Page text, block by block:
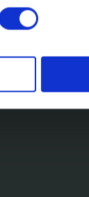
sui cookie.
dei
sito con i
con altre
apporti
2001 nel